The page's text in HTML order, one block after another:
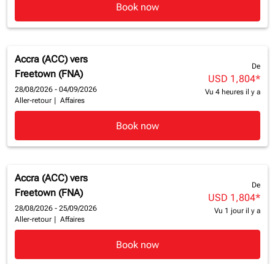
Book now
Accra (ACC) vers
Freetown (FNA)
28/08/2026 - 04/09/2026
Aller-retour
Affaires
De
USD 1,804*
Vu 4 heures il y a
Book now
Accra (ACC) vers
Freetown (FNA)
28/08/2026 - 25/09/2026
Aller-retour
Affaires
De
USD 1,804*
Vu 1 jour il y a
Book now